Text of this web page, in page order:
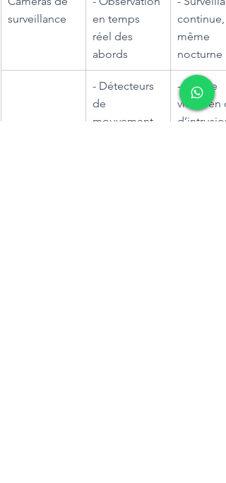
surveillance
en temps
réel des
abords
continue,
même
nocturne
- Détecteurs
de
mouvement,
- Preuve
vidéo en
d’intrusion